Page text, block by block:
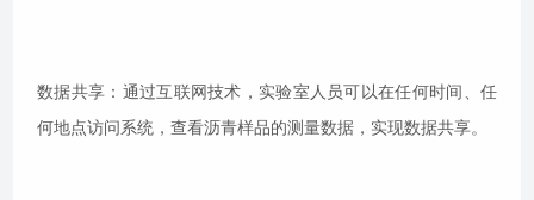
数据共享：通过互联网技术，实验室人员可以在任何时间、任
何地点访问系统，查看沥青样品的测量数据，实现数据共享。